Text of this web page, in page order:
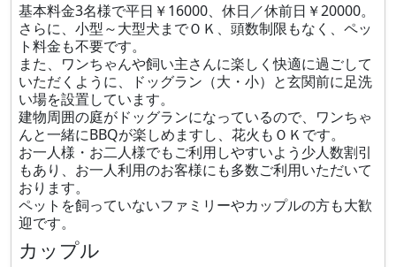
基本料金3名様で平日￥16000、休日／休前日￥20000。
さらに、小型～大型犬までＯＫ、頭数制限もなく、ペッ
ト料金も不要です。
また、ワンちゃんや飼い主さんに楽しく快適に過ごして
いただくように、ドッグラン（大・小）と玄関前に足洗
い場を設置しています。
建物周囲の庭がドッグランになっているので、ワンちゃ
んと一緒にBBQが楽しめますし、花火もＯＫです。
お一人様・お二人様でもご利用しやすいよう少人数割引
もあり、お一人利用のお客様にも多数ご利用いただいて
おります。
ペットを飼っていないファミリーやカップルの方も大歓
迎です。
カップル